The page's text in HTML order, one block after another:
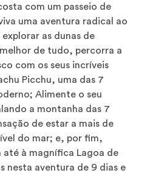
com um passeio de
uma aventura radical ao
as dunas de
de tudo, percorra a
com os seus incríveis
Picchu, uma das 7
Alimente o seu
a montanha das 7
de estar a mais de
do mar; e, por fim,
até à magnífica Lagoa de
nesta aventura de 9 dias e